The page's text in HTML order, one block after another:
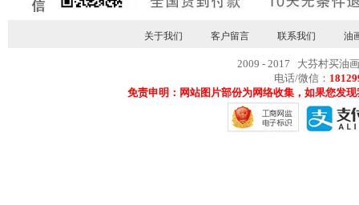
关于我们 客户留言 联系我们 油
2009 - 2017 大芬村买油
电话/微信：
免责申明：网站图片部份为网络收集，如果您发